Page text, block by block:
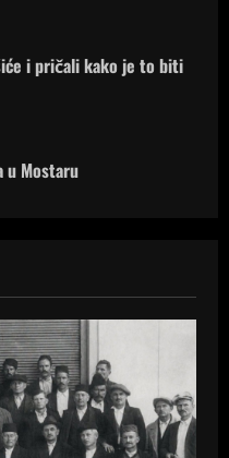
i pričali kako je to biti
u Mostaru